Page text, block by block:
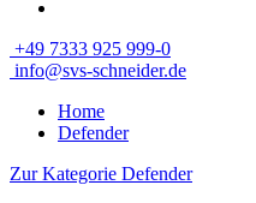
+49 7333 925 999-0
info@svs-schneider.de
Home
Defender
Zur Kategorie Defender